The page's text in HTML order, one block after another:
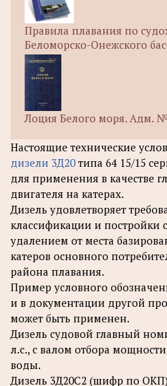
Правила плавания по
Беломорско-Онежского
Лоция Белого моря. Адм.
Настоящие технические
дизели 3Д20 типа 64 15/15
для применения в качестве
двигателя на катерах.
Дизель удовлетворяет
классификации и постройки
удалением от места
катеров основного
района плавания.
Пример условного
и в документации другой
может быть применен.
Дизель судовой главный
л.с., с валом отбора
воды.
Дизель 3Д20С2 (шифр по